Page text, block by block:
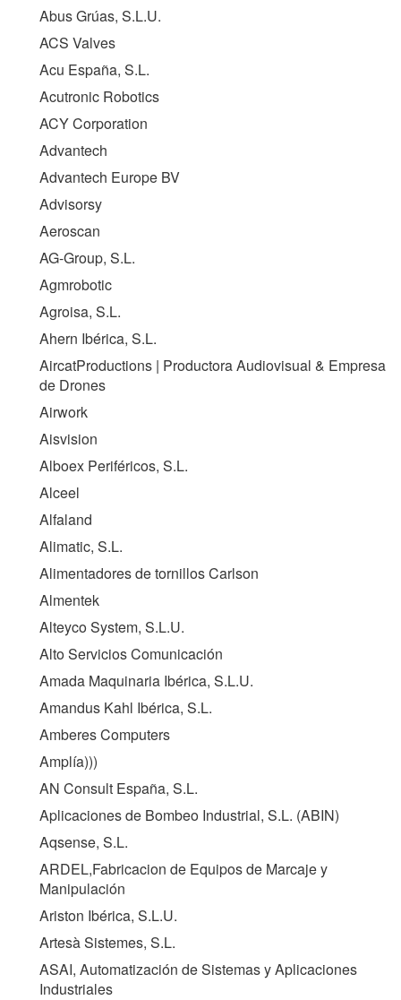
Abus Grúas, S.L.U.
ACS Valves
Acu España, S.L.
Acutronic Robotics
ACY Corporation
Advantech
Advantech Europe BV
Advisorsy
Aeroscan
AG-Group, S.L.
Agmrobotic
Agroisa, S.L.
Ahern Ibérica, S.L.
AircatProductions | Productora Audiovisual & Empresa
de Drones
Airwork
Aisvision
Alboex Periféricos, S.L.
Alceel
Alfaland
Alimatic, S.L.
Alimentadores de tornillos Carlson
Almentek
Alteyco System, S.L.U.
Alto Servicios Comunicación
Amada Maquinaria Ibérica, S.L.U.
Amandus Kahl Ibérica, S.L.
Amberes Computers
Amplía)))
AN Consult España, S.L.
Aplicaciones de Bombeo Industrial, S.L. (ABIN)
Aqsense, S.L.
ARDEL,Fabricacion de Equipos de Marcaje y
Manipulación
Ariston Ibérica, S.L.U.
Artesà Sistemes, S.L.
ASAI, Automatización de Sistemas y Aplicaciones
Industriales